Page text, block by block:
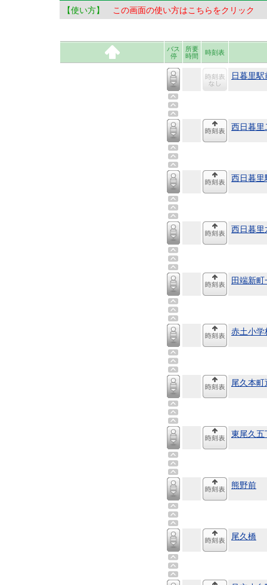
【使い方】 この画面の使い方はこちらをクリック
バス
停
所要
時間
時刻表
日暮里駅
西日暮里
西日暮里
西日暮里
田端新
赤土小学
尾久本町
東尾久五
熊野前
尾久橋